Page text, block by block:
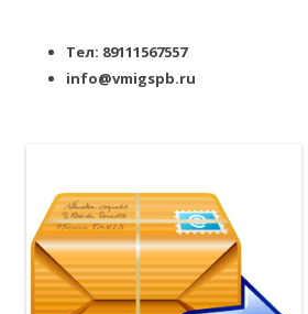
Тел: 89111567557
info@vmigspb.ru